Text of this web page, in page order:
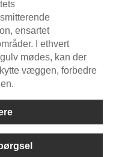
ensartet
I ethvert
mødes, kan der
væggen, forbedre